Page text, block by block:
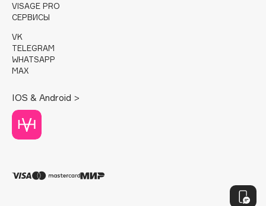
Divage
Dolomit
DP Daily Perfection
Dr. Vranjes Firenze
VISAGE PRO
СЕРВИСЫ
VK
TELEGRAM
WHATSAPP
MAX
IOS & Android >